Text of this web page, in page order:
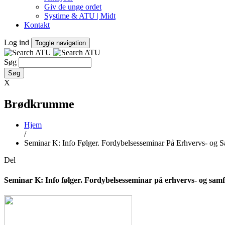
Giv de unge ordet
Systime & ATU | Midt
Kontakt
Log ind Toggle navigation
Søg
X
Brødkrumme
Hjem
/
Seminar K: Info Følger. Fordybelsesseminar På Erhvervs- og
Del
Seminar K: Info følger. Fordybelsesseminar på erhvervs- og